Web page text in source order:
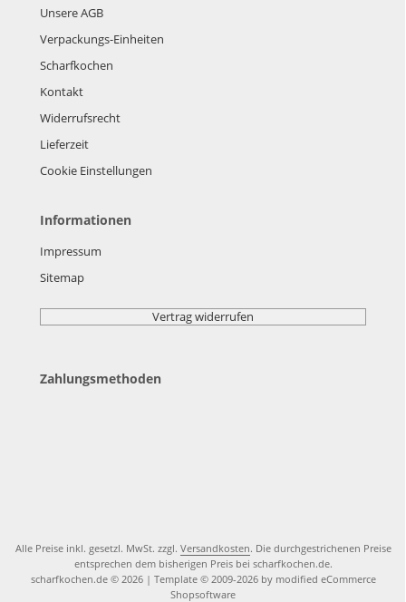
Unsere AGB
Verpackungs-Einheiten
Scharfkochen
Kontakt
Widerrufsrecht
Lieferzeit
Cookie Einstellungen
Informationen
Impressum
Sitemap
Vertrag widerrufen
Zahlungsmethoden
Alle Preise inkl. gesetzl. MwSt. zzgl. Versandkosten. Die durchgestrichenen Preise
entsprechen dem bisherigen Preis bei scharfkochen.de.
scharfkochen.de © 2026 | Template © 2009-2026 by modified eCommerce
Shopsoftware